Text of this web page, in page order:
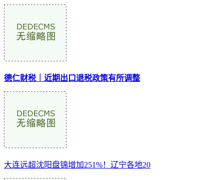
德仁财税｜近期出口退税政策有所调整
大连远超沈阳盘锦增加251%！辽宁各地20